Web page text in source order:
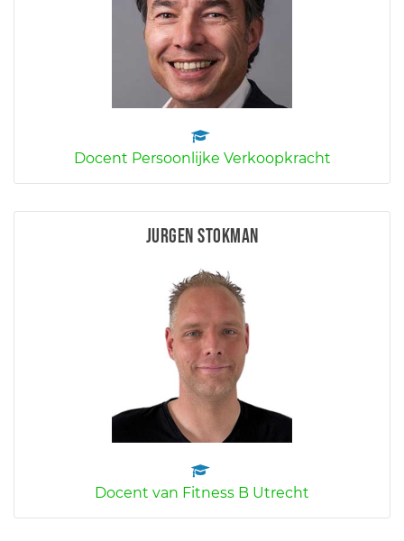
Docent Persoonlijke Verkoopkracht
Jurgen Stokman
Docent van Fitness B Utrecht